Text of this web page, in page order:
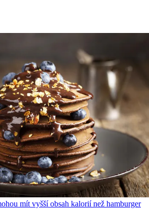
mít vyšší obsah kalorií než hamburger